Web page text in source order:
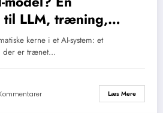
LLM, træning,
kerne i et AI-system: et
der er trænet…
Læs Mere